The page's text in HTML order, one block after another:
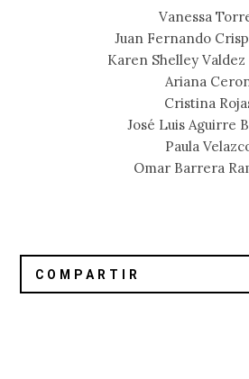
Vanessa
Juan Fernando
Karen Shelley
Ariana
Cristina
José Luis Aguirre
Paula
Omar Barrera